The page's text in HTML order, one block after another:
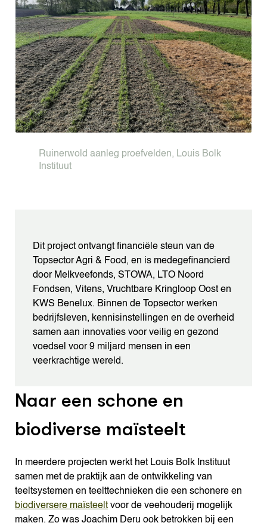
Ruinerwold aanleg proefvelden, Louis Bolk
Instituut
Dit project ontvangt financiële steun van de
Topsector Agri & Food, en is medegefinancierd
door Melkveefonds, STOWA, LTO Noord
Fondsen, Vitens, Vruchtbare Kringloop Oost en
KWS Benelux. Binnen de Topsector werken
bedrijfsleven, kennisinstellingen en de overheid
samen aan innovaties voor veilig en gezond
voedsel voor 9 miljard mensen in een
veerkrachtige wereld.
Naar een schone en
biodiverse maïsteelt
In meerdere projecten werkt het Louis Bolk Instituut
samen met de praktijk aan de ontwikkeling van
teeltsystemen en teelttechnieken die een schonere en
biodiversere maïsteeltvoor de veehouderij mogelijk
maken. Zo was Joachim Deru ook betrokken bij een